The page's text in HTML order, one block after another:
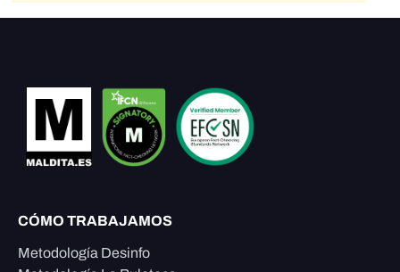
CÓMO TRABAJAMOS
Metodología Desinfo